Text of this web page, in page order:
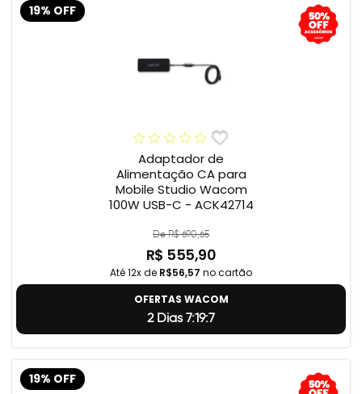
19% OFF
Adaptador de
Alimentação CA para
Mobile Studio Wacom
100W USB-C - ACK42714
De R$ 690,65
R$ 555,90
Até 12x de R$56,57 no cartão
OFERTAS WACOM
2 Dias 7:19:5
19% OFF